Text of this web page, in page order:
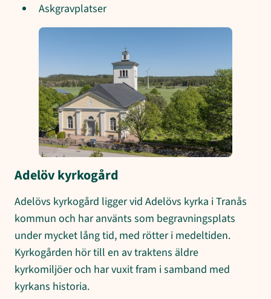
Askgravplatser
Adelöv kyrkogård
Adelövs kyrkogård ligger vid Adelövs kyrka i Tranås
kommun och har använts som begravningsplats
under mycket lång tid, med rötter i medeltiden.
Kyrkogården hör till en av traktens äldre
kyrkomiljöer och har vuxit fram i samband med
kyrkans historia.